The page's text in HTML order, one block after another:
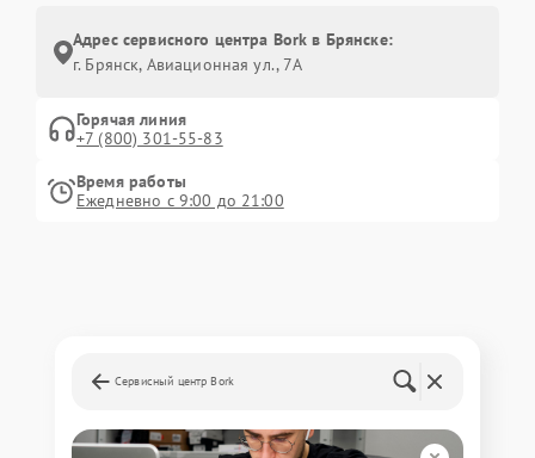
Адрес сервисного центра Bork в Брянске:
г. Брянск, Авиационная ул., 7А
Горячая линия
+7 (800) 301-55-83
Время работы
Ежедневно с 9:00 до 21:00
Сервисный центр Bork